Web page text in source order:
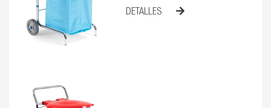
DETALLES